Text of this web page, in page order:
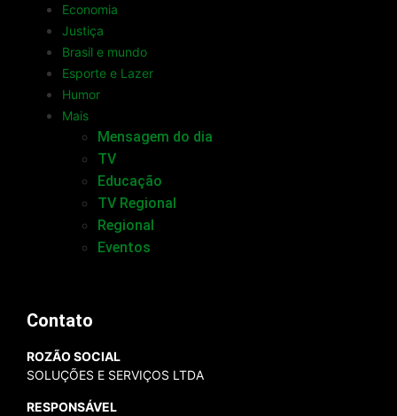
Economia
Justiça
Brasil e mundo
Esporte e Lazer
Humor
Mais
Mensagem do dia
TV
Educação
TV Regional
Regional
Eventos
Contato
ROZÃO SOCIAL
SOLUÇÕES E SERVIÇOS LTDA
RESPONSÁVEL